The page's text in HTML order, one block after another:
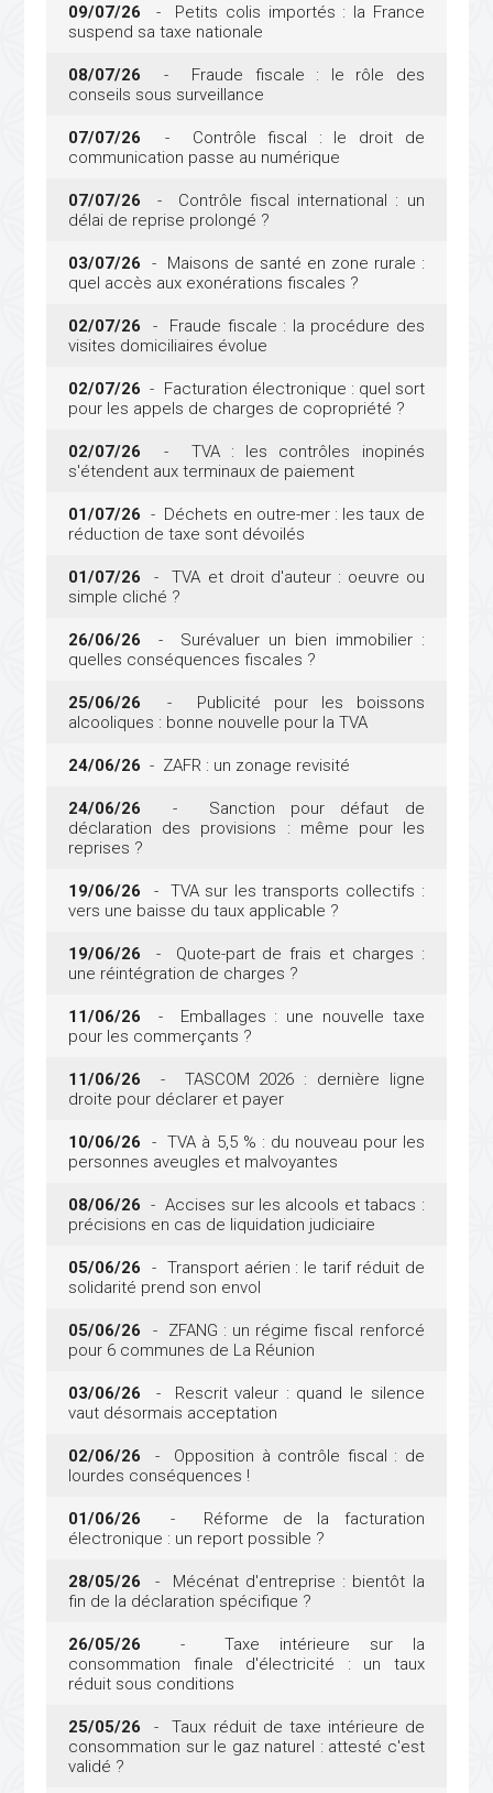
09/07/26 - Petits colis importés : la France
suspend sa taxe nationale
08/07/26 - Fraude fiscale : le rôle des
conseils sous surveillance
07/07/26 - Contrôle fiscal : le droit de
communication passe au numérique
07/07/26 - Contrôle fiscal international : un
délai de reprise prolongé ?
03/07/26 - Maisons de santé en zone rurale :
quel accès aux exonérations fiscales ?
02/07/26 - Fraude fiscale : la procédure des
visites domiciliaires évolue
02/07/26 - Facturation électronique : quel sort
pour les appels de charges de copropriété ?
02/07/26 - TVA : les contrôles inopinés
s'étendent aux terminaux de paiement
01/07/26 - Déchets en outre-mer : les taux de
réduction de taxe sont dévoilés
01/07/26 - TVA et droit d'auteur : oeuvre ou
simple cliché ?
26/06/26 - Surévaluer un bien immobilier :
quelles conséquences fiscales ?
25/06/26 - Publicité pour les boissons
alcooliques : bonne nouvelle pour la TVA
24/06/26 - ZAFR : un zonage revisité
24/06/26 - Sanction pour défaut de
déclaration des provisions : même pour les
reprises ?
19/06/26 - TVA sur les transports collectifs :
vers une baisse du taux applicable ?
19/06/26 - Quote-part de frais et charges :
une réintégration de charges ?
11/06/26 - Emballages : une nouvelle taxe
pour les commerçants ?
11/06/26 - TASCOM 2026 : dernière ligne
droite pour déclarer et payer
10/06/26 - TVA à 5,5 % : du nouveau pour les
personnes aveugles et malvoyantes
08/06/26 - Accises sur les alcools et tabacs :
précisions en cas de liquidation judiciaire
05/06/26 - Transport aérien : le tarif réduit de
solidarité prend son envol
05/06/26 - ZFANG : un régime fiscal renforcé
pour 6 communes de La Réunion
03/06/26 - Rescrit valeur : quand le silence
vaut désormais acceptation
02/06/26 - Opposition à contrôle fiscal : de
lourdes conséquences !
01/06/26 - Réforme de la facturation
électronique : un report possible ?
28/05/26 - Mécénat d'entreprise : bientôt la
fin de la déclaration spécifique ?
26/05/26 - Taxe intérieure sur la
consommation finale d'électricité : un taux
réduit sous conditions
25/05/26 - Taux réduit de taxe intérieure de
consommation sur le gaz naturel : attesté c'est
validé ?